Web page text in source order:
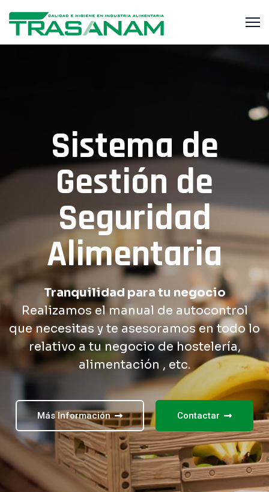
Sistema de
Gestión de
Seguridad
Alimentaria
Tranquilidad para tu negocio
Realizamos el manual de autocontrol
que necesitas y te asesoramos en todo lo
relativo a tu negocio de hostelería,
alimentación , etc.
Más Información Contactar